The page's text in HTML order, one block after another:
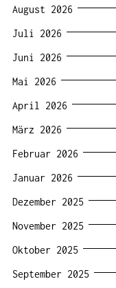
August 2026
Juli 2026
Juni 2026
Mai 2026
April 2026
März 2026
Februar 2026
Januar 2026
Dezember 2025
November 2025
Oktober 2025
September 2025